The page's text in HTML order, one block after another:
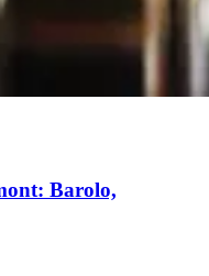
Barolo,